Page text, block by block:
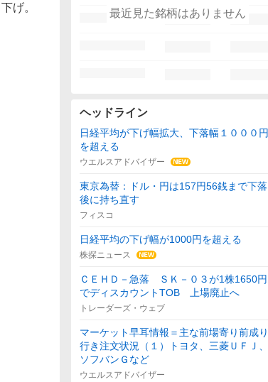
げ。
最近見た銘柄はありません
ヘッドライン
日経平均が下げ幅拡大、下落幅１０００円
を超える
ウエルスアドバイザー
東京為替：ドル・円は157円56銭まで下落
後に持ち直す
フィスコ
日経平均の下げ幅が1000円を超える
株探ニュース
ＣＥＨＤ－急落 ＳＫ－０３が1株1650円
でディスカウントTOB 上場廃止へ
トレーダーズ・ウェブ
マーケット早耳情報＝主な前場寄り前成り
行き注文状況（１）トヨタ、三菱ＵＦＪ、
ソフバンＧなど
ウエルスアドバイザー